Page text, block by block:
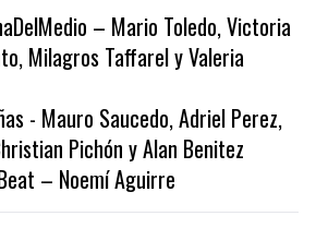
– Mario Toledo, Victoria
Milagros Taffarel y Valeria
- Mauro Saucedo, Adriel Perez,
Pichón y Alan Benitez
– Noemí Aguirre